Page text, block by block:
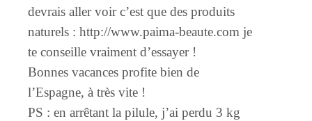
devrais aller voir c’est que des produits
naturels :http://www.paima-beaute.com je
te conseille vraiment d’essayer !
Bonnes vacances profite bien de
l’Espagne, à très vite !
PS : en arrêtant la pilule, j’ai perdu 3 kg